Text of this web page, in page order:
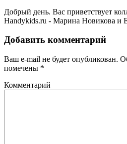
Добрый день. Вас приветствует
Handykids.ru - Марина Новикова и
Добавить комментарий
Ваш e-mail не будет опубликован.
помечены *
Комментарий